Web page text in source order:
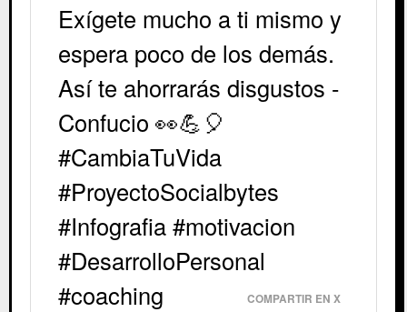
Exígete mucho a ti mismo y
espera poco de los demás.
Así te ahorrarás disgustos -
Confucio 👀💪🎈
#CambiaTuVida
#ProyectoSocialbytes
#Infografia #motivacion
#DesarrolloPersonal
#coaching
COMPARTIR EN X